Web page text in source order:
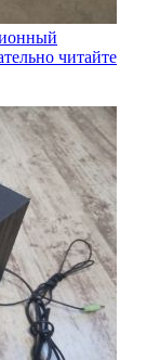
читайте